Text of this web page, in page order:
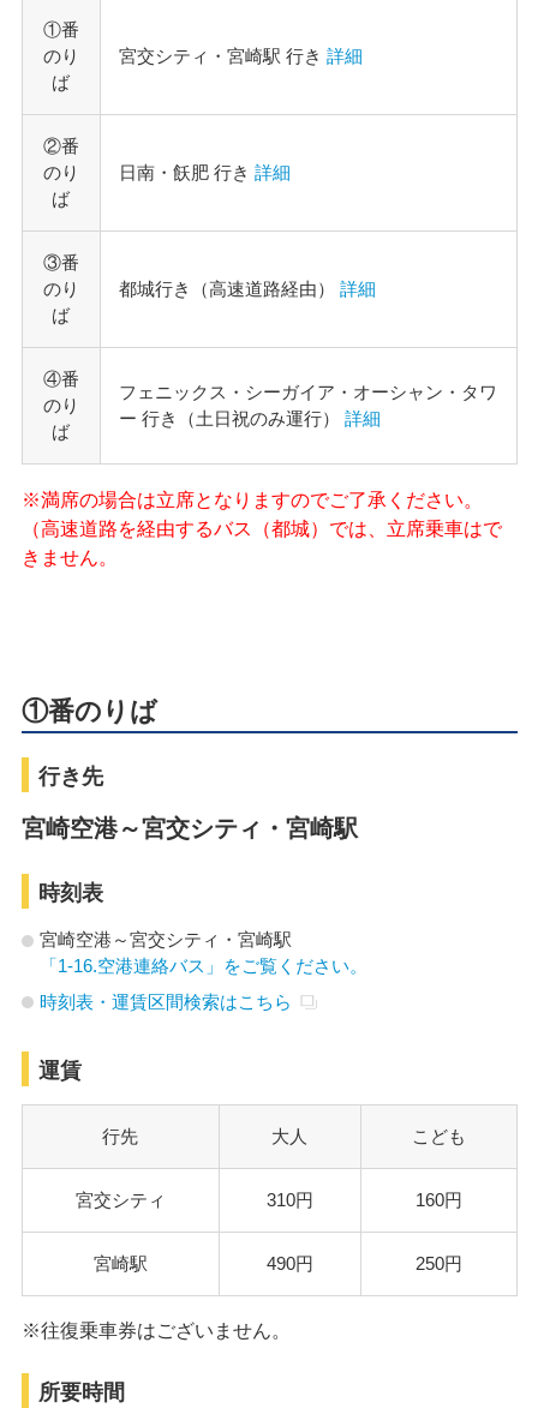
①番
のり
ば
宮交シティ・宮崎駅 行き 詳細
②番
のり
ば
日南・飫肥 行き 詳細
③番
のり
ば
都城行き（高速道路経由） 詳細
④番
のり
ば
フェニックス・シーガイア・オーシャン・タワ
ー 行き（土日祝のみ運行） 詳細
※満席の場合は立席となりますのでご了承ください。
（高速道路を経由するバス（都城）では、立席乗車はで
きません。
①番のりば
行き先
宮崎空港～宮交シティ・宮崎駅
時刻表
宮崎空港～宮交シティ・宮崎駅
「1-16.空港連絡バス」をご覧ください。
時刻表・運賃区間検索はこちら
運賃
行先 大人 こども
宮交シティ 310円 160円
宮崎駅 490円 250円
※往復乗車券はございません。
所要時間